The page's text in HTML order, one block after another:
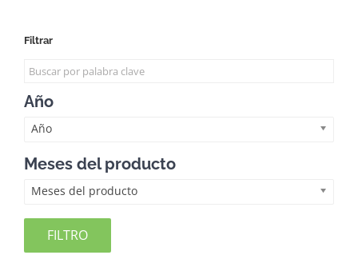
Filtrar
Año
Año
Meses del producto
Meses del producto
FILTRO